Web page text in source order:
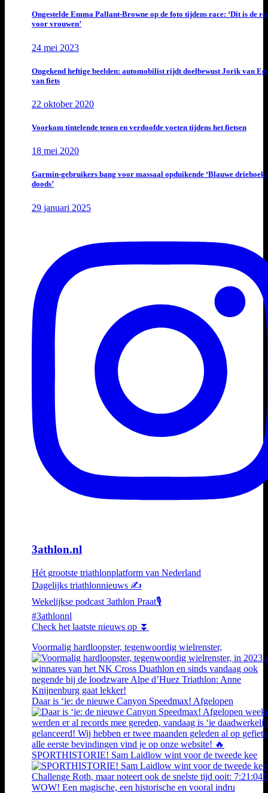
Ongestelde Emma Pallant-Browne op de foto tijdens race: ‘Dit is de
voor vrouwen’
24 mei 2023
Ongekend heftige beelden: automobilist rijdt doelbewust Jorik van
van fiets
22 oktober 2020
Voorkom tintelende tenen en verdoofde voeten tijdens het fietsen
18 mei 2020
Garmin-gebruikers bang voor massaal opduikende ‘Blauwe driehoek
doods’
29 januari 2025
3athlon.nl
Hét grootste triathlonplatform van Nederland
Dagelijks triathlonnieuws ✍️
Wekelijkse podcast 3athlon Praat🎙️
#3athlonnl
Check het laatste nieuws op ⏬
Voormalig hardloopster, tegenwoordig wielrenster,
Daar is ‘ie: de nieuwe Canyon Speedmax! Afgelopen
SPORTHISTORIE! Sam Laidlow wint voor de tweede kee
WOW! Een magische, een historische en vooral indru